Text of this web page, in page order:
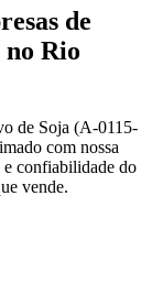
de
no Rio
de Soja (A-0115-
com nossa
confiabilidade do
vende.